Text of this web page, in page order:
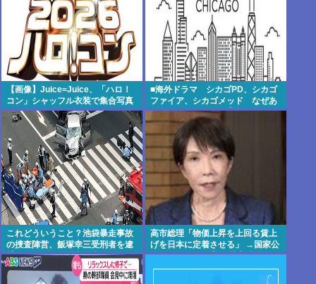
【画像】Juice=Juice、「ハロ！
コン」シャッフル衣装で集合写真
■海外ドラマ シカゴPD、シカゴ
ファイア、シカゴメッド なぜあ
の人は、あそこまで背負うのか
これどういうこと？池袋暴走事故
の捜査陣営、飯塚幸三受刑者を逮
捕しなくていい理由を考えるため
に1000ページもの法解釈書を読ん
でた模様…自民議員からも圧力
高市総理「物価上昇を上回る賃上
げを日本に定着させる」 →国家公
務員月給3.51％増へ 地方公務員も
追随する見通し